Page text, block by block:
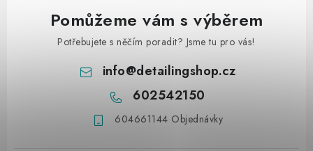
Pomůžeme vám s výběrem
Potřebujete s něčím poradit? Jsme tu pro vás!
info@detailingshop.cz
602542150
604661144 Objednávky